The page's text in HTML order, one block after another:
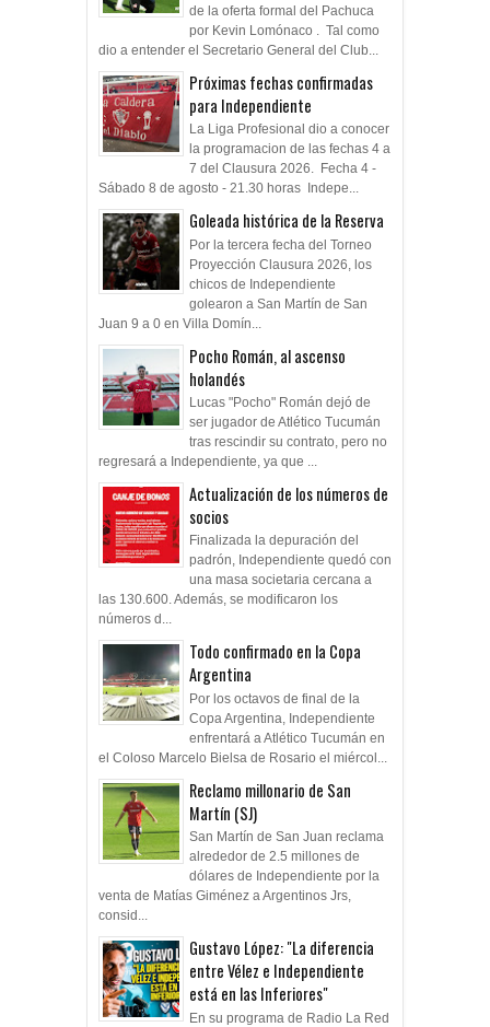
de la oferta formal del Pachuca
por Kevin Lomónaco . Tal como
dio a entender el Secretario General del Club...
Próximas fechas confirmadas
para Independiente
La Liga Profesional dio a conocer
la programacion de las fechas 4 a
7 del Clausura 2026. Fecha 4 -
Sábado 8 de agosto - 21.30 horas Indepe...
Goleada histórica de la Reserva
Por la tercera fecha del Torneo
Proyección Clausura 2026, los
chicos de Independiente
golearon a San Martín de San
Juan 9 a 0 en Villa Domín...
Pocho Román, al ascenso
holandés
Lucas "Pocho" Román dejó de
ser jugador de Atlético Tucumán
tras rescindir su contrato, pero no
regresará a Independiente, ya que ...
Actualización de los números de
socios
Finalizada la depuración del
padrón, Independiente quedó con
una masa societaria cercana a
las 130.600. Además, se modificaron los
números d...
Todo confirmado en la Copa
Argentina
Por los octavos de final de la
Copa Argentina, Independiente
enfrentará a Atlético Tucumán en
el Coloso Marcelo Bielsa de Rosario el miércol...
Reclamo millonario de San
Martín (SJ)
San Martín de San Juan reclama
alrededor de 2.5 millones de
dólares de Independiente por la
venta de Matías Giménez a Argentinos Jrs,
consid...
Gustavo López: "La diferencia
entre Vélez e Independiente
está en las Inferiores"
En su programa de Radio La Red